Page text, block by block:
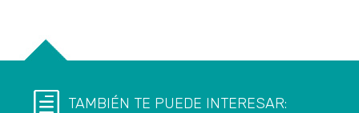
TAMBIÉN TE PUEDE INTERESAR: